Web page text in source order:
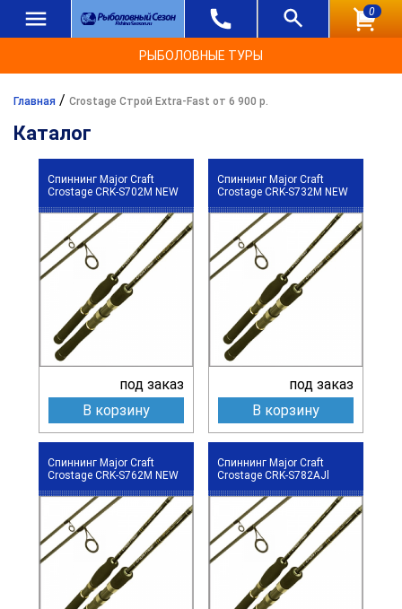
0
РЫБОЛОВНЫЕ ТУРЫ
Главная / Crostage Строй Extra-Fast от 6 900 р.
Каталог
Спиннинг Major Craft
Crostage CRK-S702M NEW
под заказ
В корзину
Спиннинг Major Craft
Crostage CRK-S732M NEW
под заказ
В корзину
Спиннинг Major Craft
Crostage CRK-S762M NEW
Спиннинг Major Craft
Crostage CRK-S782AJl